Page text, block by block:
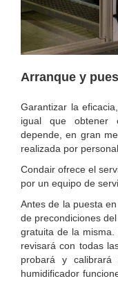
Arranque y
Garantizar la
igual que obtener
depende, en gran
realizada por
Condair ofrece el
por un equipo de
Antes de la puesta
de precondiciones
gratuita de la
revisará con todas
probará y
humidificador